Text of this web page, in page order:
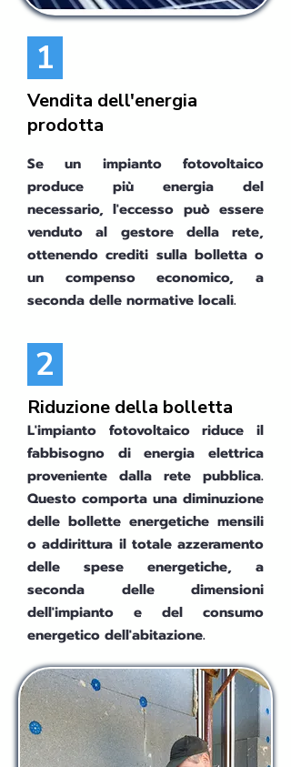
1
Vendita dell'energia
prodotta
Se un impianto fotovoltaico
produce più energia del
necessario, l'eccesso può essere
venduto al gestore della rete,
ottenendo crediti sulla bolletta o
un compenso economico, a
seconda delle normative locali.
2
Riduzione della bolletta
L'impianto fotovoltaico riduce il
fabbisogno di energia elettrica
proveniente dalla rete pubblica.
Questo comporta una diminuzione
delle bollette energetiche mensili
o addirittura il totale azzeramento
delle spese energetiche, a
seconda delle dimensioni
dell'impianto e del consumo
energetico dell'abitazione.